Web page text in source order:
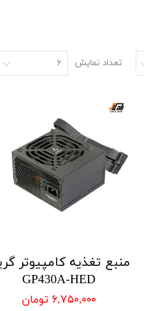
تعداد نمایش ۶
منبع تغذیه کامپیوتر
GP430A-HED
۶,۷۵۰,۰۰۰ تومان